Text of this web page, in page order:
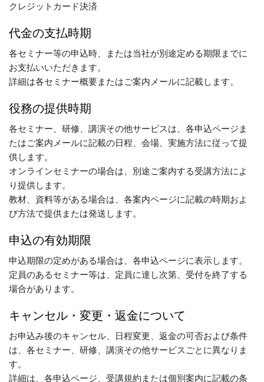
クレジットカード決済
代金の支払時期
各セミナー等の申込時、または当社が別途定める期限までに
お支払いいただきます。
詳細は各セミナー概要またはご案内メールに記載します。
役務の提供時期
各セミナー、研修、講演その他サービスは、各申込ページま
たはご案内メールに記載の日程、会場、実施方法に従って提
供します。
オンラインセミナーの場合は、別途ご案内する受講方法によ
り提供します。
教材、資料等がある場合は、各案内ページに記載の時期およ
び方法で提供または発送します。
申込の有効期限
申込期限の定めがある場合は、各申込ページに表示します。
定員のあるセミナー等は、定員に達し次第、受付を終了する
場合があります。
キャンセル・変更・返金について
お申込み後のキャンセル、日程変更、返金の可否および条件
は、各セミナー、研修、講演その他サービスごとに異なりま
す。
詳細は、各申込ページ、受講規約または個別案内に記載の条